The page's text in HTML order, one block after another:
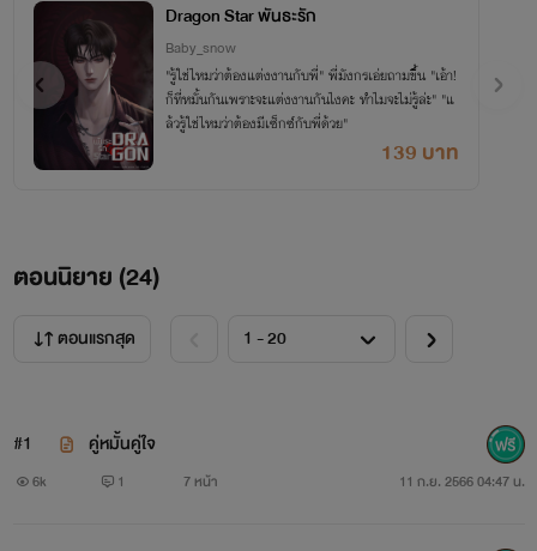
Dragon Star พันธะรัก
Baby_snow
"รู้ใช่ไหมว่าต้องแต่งงานกับพี่" พี่มังกรเอ่ยถามขึ้น "เอ้า!
ก็ที่หมั้นกันเพราะจะแต่งงานกันไงคะ ทำไมจะไม่รู้ล่ะ" "แ
ล้วรู้ใช่ไหมว่าต้องมีเซ็กซ์กับพี่ด้วย"
139 บาท
ตอนนิยาย (24)
ตอนแรกสุด
#1 คู่หมั้นคู่ใจ
6k 1 7 หน้า 11 ก.ย. 2566 04:47 น.